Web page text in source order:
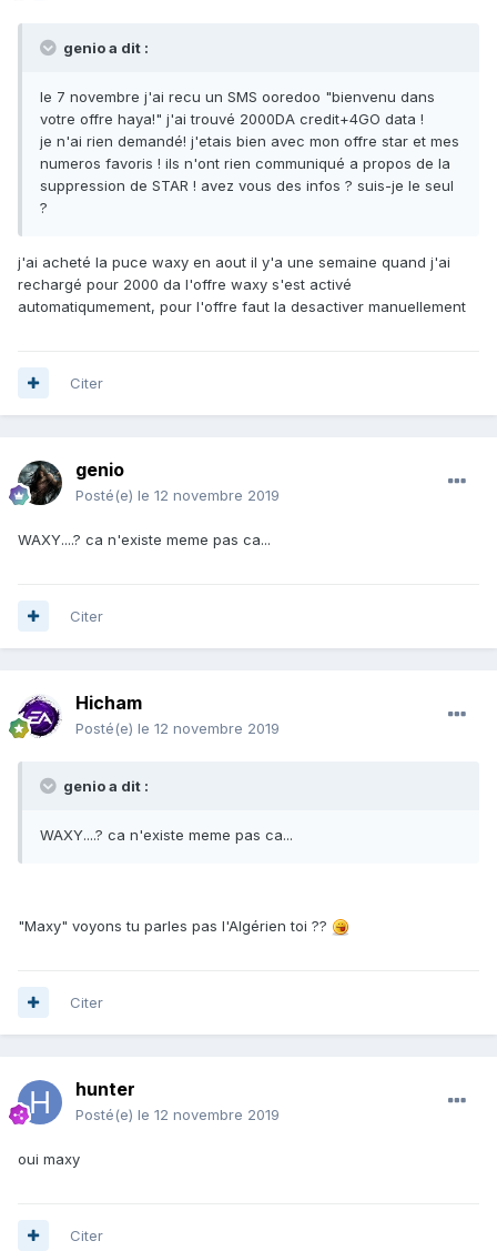
genio a dit :
le 7 novembre j'ai recu un SMS ooredoo "bienvenu dans
votre offre haya!" j'ai trouvé 2000DA credit+4GO data !
je n'ai rien demandé! j'etais bien avec mon offre star et mes
numeros favoris ! ils n'ont rien communiqué a propos de la
suppression de STAR ! avez vous des infos ? suis-je le seul
?
j'ai acheté la puce waxy en aout il y'a une semaine quand j'ai
rechargé pour 2000 da l'offre waxy s'est activé
automatiqumement, pour l'offre faut la desactiver manuellement
Citer
genio
Posté(e) le 12 novembre 2019
WAXY....? ca n'existe meme pas ca...
Citer
Hicham
Posté(e) le 12 novembre 2019
genio a dit :
WAXY....? ca n'existe meme pas ca...
"Maxy" voyons tu parles pas l'Algérien toi ??
Citer
hunter
Posté(e) le 12 novembre 2019
oui maxy
Citer